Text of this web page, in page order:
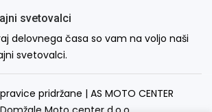
svetovalci
delovnega časa so vam na voljo naši
svetovalci.
pridržane | AS MOTO CENTER